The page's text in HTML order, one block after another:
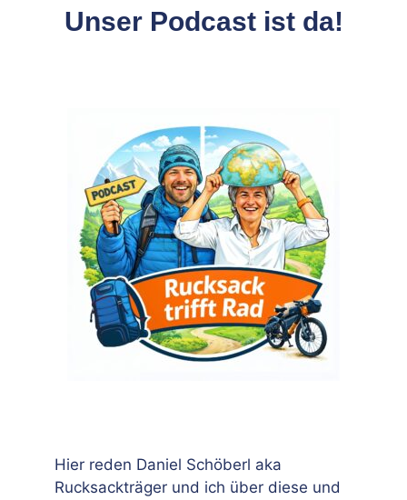
Unser Podcast ist da!
Hier reden Daniel Schöberl aka
Rucksackträger und ich über diese und